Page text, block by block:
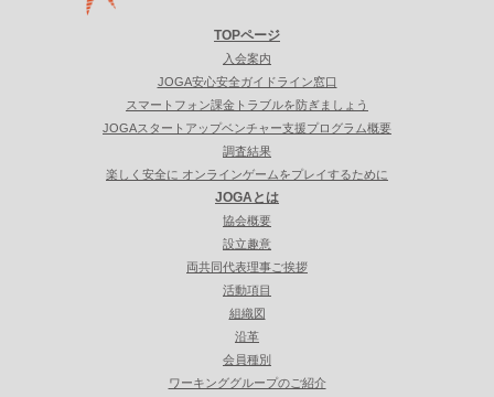
TOPページ
入会案内
JOGA安心安全ガイドライン窓口
スマートフォン課金トラブルを防ぎましょう
JOGAスタートアップベンチャー支援プログラム概要
調査結果
楽しく安全に オンラインゲームをプレイするために
JOGAとは
協会概要
設立趣意
両共同代表理事ご挨拶
活動項目
組織図
沿革
会員種別
ワーキンググループのご紹介